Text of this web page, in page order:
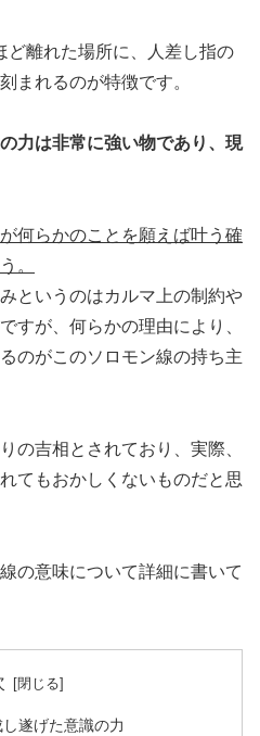
ど離れた場所に、人差し指の
まれるのが特徴です。
力は非常に強い物であり、現
何らかのことを願えば叶う確
。
というのはカルマ上の制約や
すが、何らかの理由により、
のがこのソロモン線の持ち主
の吉相とされており、実際、
てもおかしくないものだと思
の意味について詳細に書いて
遂げた意識の力